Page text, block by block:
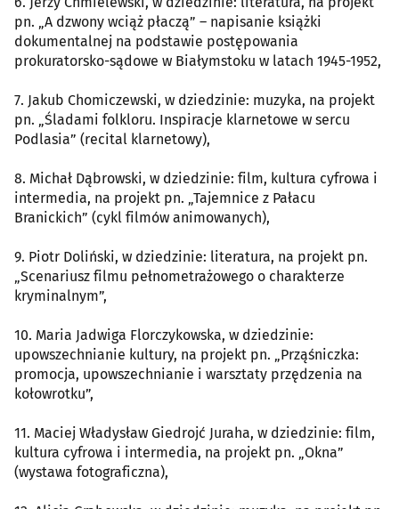
pn. „A dzwony wciąż płaczą” – napisanie książki
dokumentalnej na podstawie postępowania
prokuratorsko-sądowe w Białymstoku w latach 1945-1952,
7. Jakub Chomiczewski, w dziedzinie: muzyka, na projekt
pn. „Śladami folkloru. Inspiracje klarnetowe w sercu
Podlasia” (recital klarnetowy),
8. Michał Dąbrowski, w dziedzinie: film, kultura cyfrowa i
intermedia, na projekt pn. „Tajemnice z Pałacu
Branickich” (cykl filmów animowanych),
9. Piotr Doliński, w dziedzinie: literatura, na projekt pn.
„Scenariusz filmu pełnometrażowego o charakterze
kryminalnym”,
10. Maria Jadwiga Florczykowska, w dziedzinie:
upowszechnianie kultury, na projekt pn. „Prząśniczka:
promocja, upowszechnianie i warsztaty przędzenia na
kołowrotku”,
11. Maciej Władysław Giedrojć Juraha, w dziedzinie: film,
kultura cyfrowa i intermedia, na projekt pn. „Okna”
(wystawa fotograficzna),